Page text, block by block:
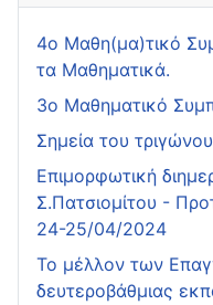
4o Μαθη(μα)τικό
τα Μαθηματικά.
3ο Μαθηματικό
Σημεία του
Επιμορφωτική
Σ.Πατσιομίτου -
24-25/04/2024
Το μέλλον των
δευτεροβάθμιας